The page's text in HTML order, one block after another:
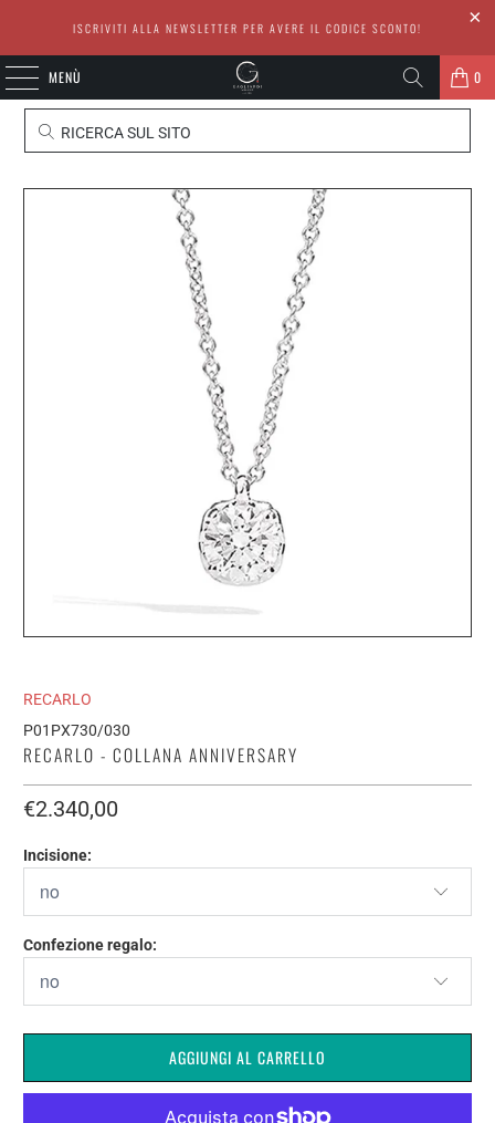
ISCRIVITI ALLA NEWSLETTER PER AVERE IL CODICE SCONTO!
MENÙ 0
RICERCA SUL SITO
RECARLO
P01PX730/030
RECARLO - COLLANA ANNIVERSARY
€2.340,00
Incisione:
Confezione regalo:
AGGIUNGI AL CARRELLO